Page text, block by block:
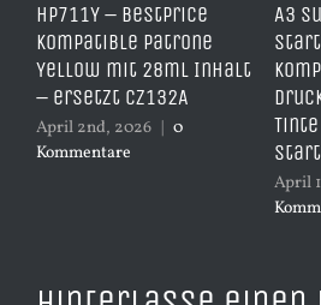
HP711Y – BestPrice
Kompatible Patrone
Yellow mit 28ml Inhalt
– ersetzt CZ132A
April 2nd, 2026 | 0
Kommentare
A3
April